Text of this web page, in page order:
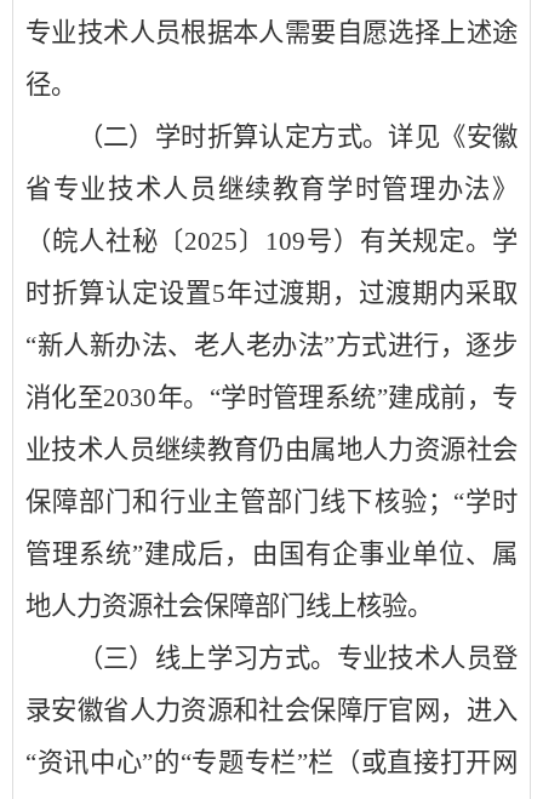
专业技术人员根据本人需要自愿选择上述途
径。
（二）学时折算认定方式。详见《安徽
省专业技术人员继续教育学时管理办法》
（皖人社秘〔2025〕 109号）有关规定。学
时折算认定设置5年过渡期，过渡期内采取
“新人新办法、老人老办法”方式进行，逐步
消化至2030年。 “学时管理系统”建成前，专
业技术人员继续教育仍由属地人力资源社会
保障部门和行业主管部门线下核验； “学时
管理系统”建成后，由国有企事业单位、属
地人力资源社会保障部门线上核验。
（三）线上学习方式。专业技术人员登
录安徽省人力资源和社会保障厅官网，进入
“资讯中心”的“专题专栏”栏（或直接打开网